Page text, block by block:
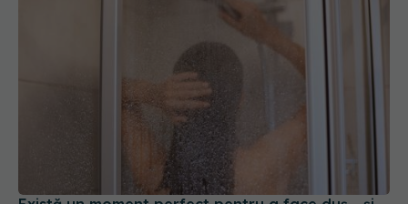
Există un moment perfect pentru a face duș... și
nu este atunci când crezi tu